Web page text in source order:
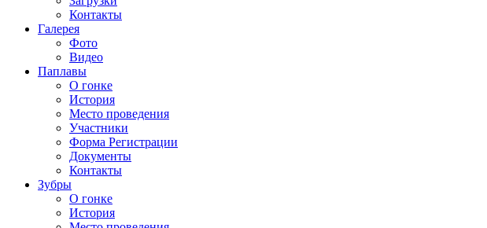
Контакты
Галерея
Фото
Видео
Паплавы
О гонке
История
Место проведения
Участники
Форма Регистрации
Документы
Контакты
Зубры
О гонке
История